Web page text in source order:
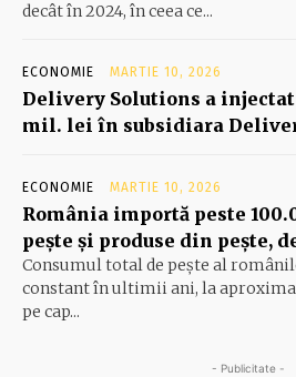
decât în 2024, în ceea ce...
ECONOMIE MARTIE 10, 2026
Delivery Solutions a injectat
mil. lei în subsidiara
ECONOMIE MARTIE 10, 2026
România importă peste
peşte şi produse din peşte,
Consumul total de peşte al
constant în ul­timii ani, la
pe cap...
- Publicitate -